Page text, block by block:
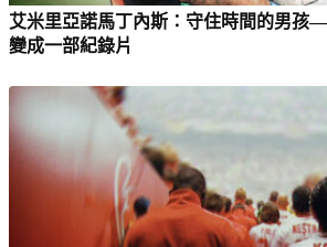
艾米里亞諾馬丁內斯：守住時間的男
變成一部紀錄片